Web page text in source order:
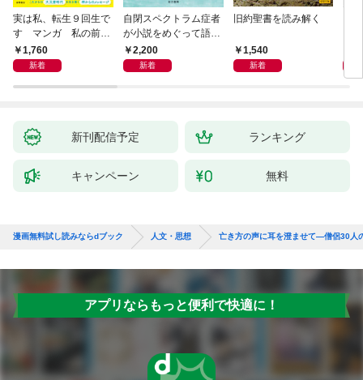
実は私、転生９回生で
す マンガ 私の前世
物語1,760
新着
自閉スペクトラム症者
が小説をめぐって語り
あう2,200
新着
旧約聖書を読み解く
1,540
新着
新刊配信予定 ランキング
キャンペーン 無料
漫画無料試し読みならdブック 人文・思想 亡き方の声に耳を澄ませて―僧侶30人
アプリならもっと便利で快適に！